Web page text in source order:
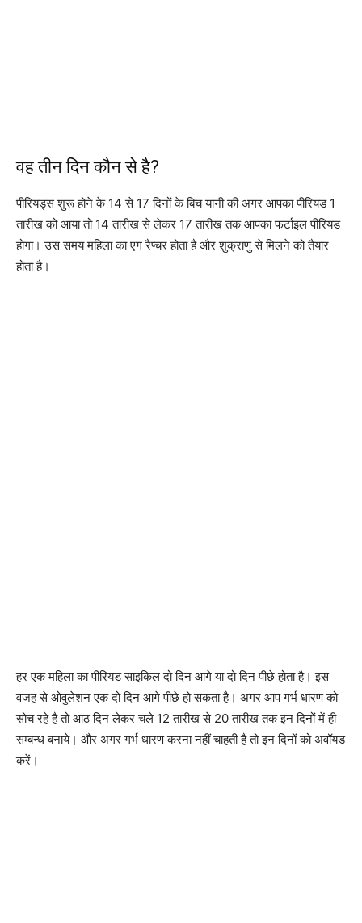
वह तीन दिन कौन से है?
पीरियड्स शुरू होने के 14 से 17 दिनों के बिच यानी की अगर आपका पीरियड 1
तारीख को आया तो 14 तारीख से लेकर 17 तारीख तक आपका फर्टाइल पीरियड
होगा। उस समय महिला का एग रैप्चर होता है और शुक्राणु से मिलने को तैयार
होता है।
हर एक महिला का पीरियड साइकिल दो दिन आगे या दो दिन पीछे होता है। इस
वजह से ओवुलेशन एक दो दिन आगे पीछे हो सकता है। अगर आप गर्भ धारण को
सोच रहे है तो आठ दिन लेकर चले 12 तारीख से 20 तारीख तक इन दिनों में ही
सम्बन्ध बनाये। और अगर गर्भ धारण करना नहीं चाहती है तो इन दिनों को अवॉयड
करें।